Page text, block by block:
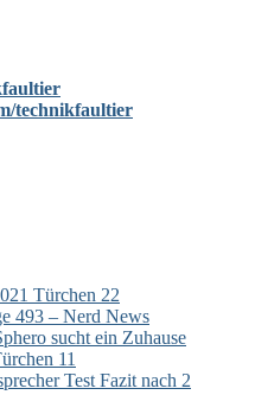
technikfaultier
Türchen 22
493 – Nerd News
sucht ein Zuhause
11
Test Fazit nach 2